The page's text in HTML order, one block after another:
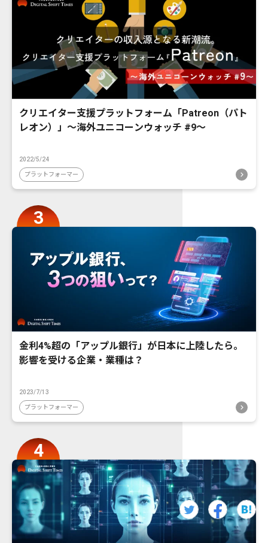
クリエイター支援プラットフォーム「Patreon（パト
レオン）」〜海外ユニコーンウォッチ #9〜
2022/5/24
プラットフォーマー
金利4%超の「アップル銀行」が日本に上陸したら。
影響を受ける企業・業種は？
2023/7/13
プラットフォーマー